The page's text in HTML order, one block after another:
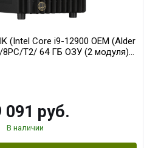
(Intel Core i9-12900 OEM (Alder
8PC/T2/ 64 ГБ ОЗУ (2 модуля)/
3 OC 16GB GDDR7 256bit 3xDP
091 руб.
В наличии